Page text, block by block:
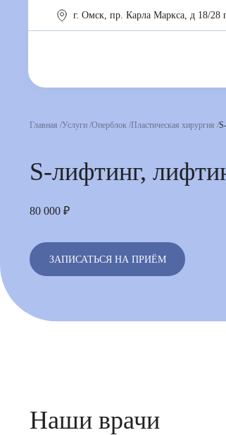
г. Омск, пр. Карла Маркса, д 18/28
Главная Услуги Оперблок Пластическая хирургия
S-лифтинг,
80 000 ₽
ЗАПИСАТЬСЯ НА ПРИЁМ
Наши врачи
2 отзыва Доктор медицинских наук